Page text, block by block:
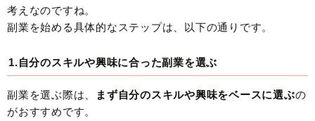
考えなのですね。
副業を始める具体的なステップは、以下の通りです。
1.自分のスキルや興味に合った副業を選ぶ
副業を選ぶ際は、 まず自分のスキルや興味をベースに選ぶの
がおすすめです。